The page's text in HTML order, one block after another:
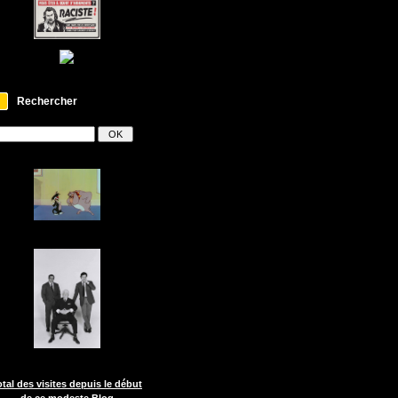
Rechercher
des visites depuis le début